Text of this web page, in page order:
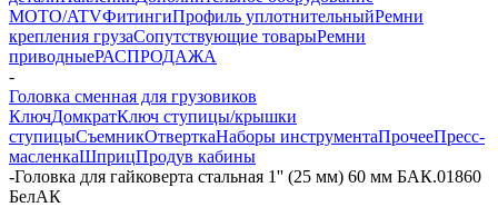
MOTO/ATVФитингиПрофиль уплотнительныйРемни
крепления грузаСопутствующие товарыРемни
приводныеРАСПРОДАЖА
-
Головка сменная для грузовиков
КлючДомкратКлюч ступицы/крышки
ступицыСъемникОтверткаНаборы инструментаПрочееПресс-
масленкаШприцПродув кабины
-Головка для гайковерта стальная 1'' (25 мм) 60 мм БАК.01860
БелАК